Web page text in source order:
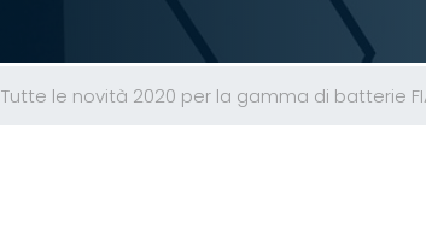
Tutte le novità 2020 per la gamma di batterie